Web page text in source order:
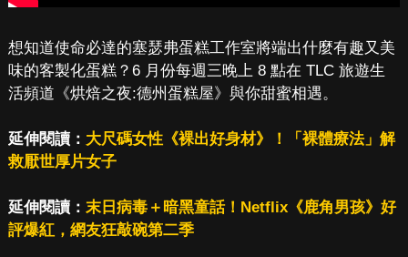
想知道使命必達的塞瑟弗蛋糕工作室將端出什麼有趣又美
味的客製化蛋糕？6 月份每週三晚上 8 點在 TLC 旅遊生
活頻道《烘焙之夜:德州蛋糕屋》與你甜蜜相遇。
延伸閱讀： 大尺碼女性《裸出好身材》！「裸體療法」解
救厭世厚片女子
延伸閱讀： 末日病毒＋暗黑童話！Netflix《鹿角男孩》好
評爆紅，網友狂敲碗第二季